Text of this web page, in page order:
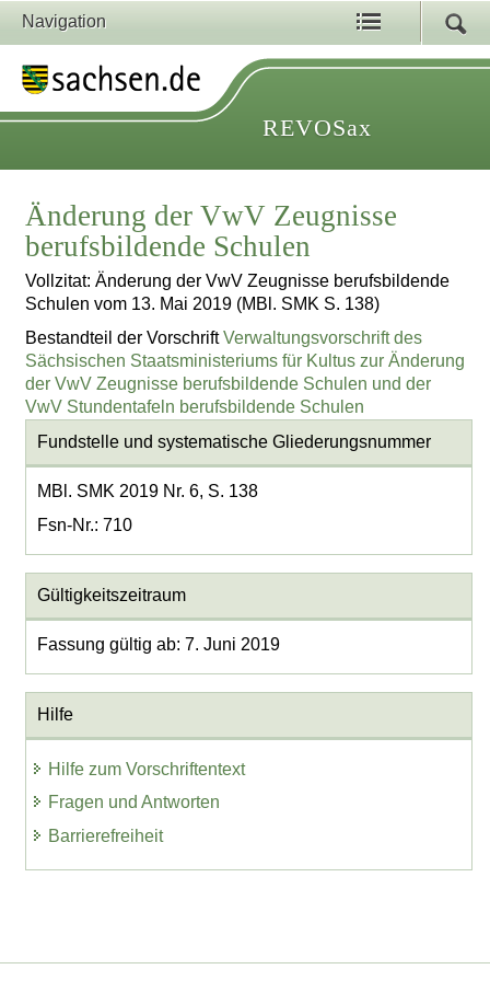
Navigation
REVOSax
Änderung der VwV Zeugnisse
berufsbildende Schulen
Vollzitat: Änderung der VwV Zeugnisse berufsbildende
Schulen vom 13. Mai 2019 (MBl. SMK S. 138)
Bestandteil der VorschriftVerwaltungsvorschrift des
Sächsischen Staatsministeriums für Kultus zur Änderung
der VwV Zeugnisse berufsbildende Schulen und der
VwV Stundentafeln berufsbildende Schulen
Fundstelle und systematische Gliederungsnummer
MBl. SMK 2019 Nr. 6, S. 138
Fsn-Nr.: 710
Gültigkeitszeitraum
Fassung gültig ab: 7. Juni 2019
Hilfe
Hilfe zum Vorschriftentext
Fragen und Antworten
Barrierefreiheit